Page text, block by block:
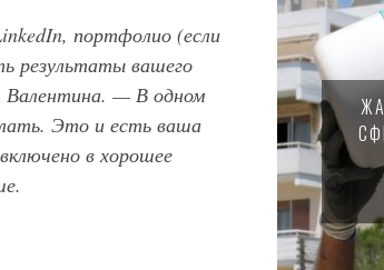
портфолио (если
результаты вашего
Валентина. — В одном
Это и есть ваша
в хорошее
ГОДУ ENI НАЧНЕТ
ГАЗА НА
KRONOS
КИПРСКОМ ШЕЛЬФЕ